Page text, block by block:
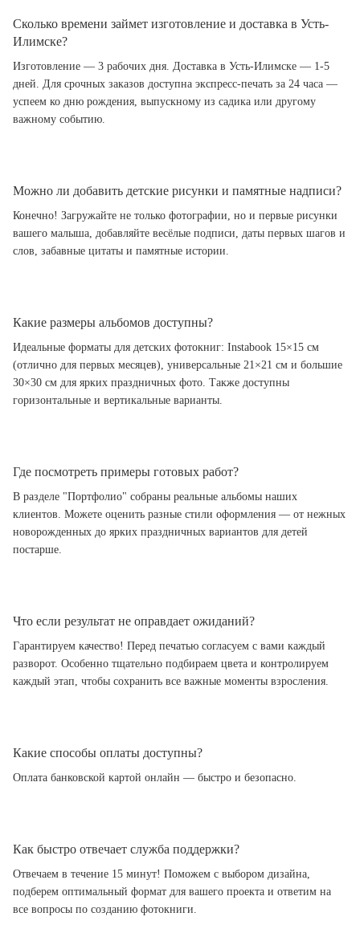
Сколько времени займет изготовление и доставка в Усть-
Илимске?
Изготовление — 3 рабочих дня. Доставка в Усть-Илимске — 1-5
дней. Для срочных заказов доступна экспресс-печать за 24 часа —
успеем ко дню рождения, выпускному из садика или другому
важному событию.
Можно ли добавить детские рисунки и памятные надписи?
Конечно! Загружайте не только фотографии, но и первые рисунки
вашего малыша, добавляйте весёлые подписи, даты первых шагов и
слов, забавные цитаты и памятные истории.
Какие размеры альбомов доступны?
Идеальные форматы для детских фотокниг: Instabook 15×15 см
(отлично для первых месяцев), универсальные 21×21 см и большие
30×30 см для ярких праздничных фото. Также доступны
горизонтальные и вертикальные варианты.
Где посмотреть примеры готовых работ?
В разделе "Портфолио" собраны реальные альбомы наших
клиентов. Можете оценить разные стили оформления — от нежных
новорожденных до ярких праздничных вариантов для детей
постарше.
Что если результат не оправдает ожиданий?
Гарантируем качество! Перед печатью согласуем с вами каждый
разворот. Особенно тщательно подбираем цвета и контролируем
каждый этап, чтобы сохранить все важные моменты взросления.
Какие способы оплаты доступны?
Оплата банковской картой онлайн — быстро и безопасно.
Как быстро отвечает служба поддержки?
Отвечаем в течение 15 минут! Поможем с выбором дизайна,
подберем оптимальный формат для вашего проекта и ответим на
все вопросы по созданию фотокниги.